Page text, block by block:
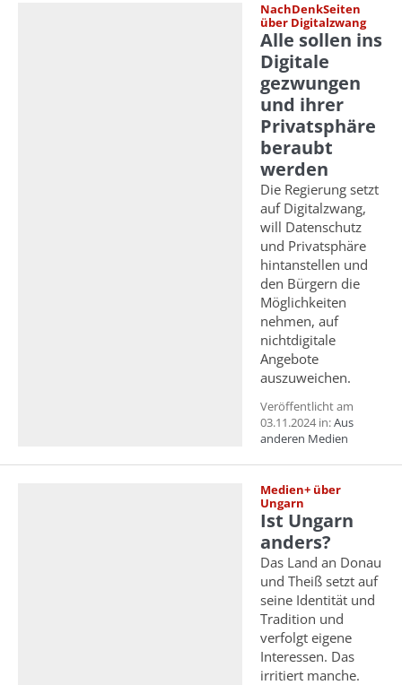
NachDenkSeiten
über Digitalzwang
Alle sollen ins
Digitale
gezwungen
und ihrer
Privatsphäre
beraubt
werden
Die Regierung setzt
auf Digitalzwang,
will Datenschutz
und Privatsphäre
hintanstellen und
den Bürgern die
Möglichkeiten
nehmen, auf
nichtdigitale
Angebote
auszuweichen.
Veröffentlicht am
03.11.2024 in:Aus
anderen Medien
Medien+ über
Ungarn
Ist Ungarn
anders?
Das Land an Donau
und Theiß setzt auf
seine Identität und
Tradition und
verfolgt eigene
Interessen. Das
irritiert manche.